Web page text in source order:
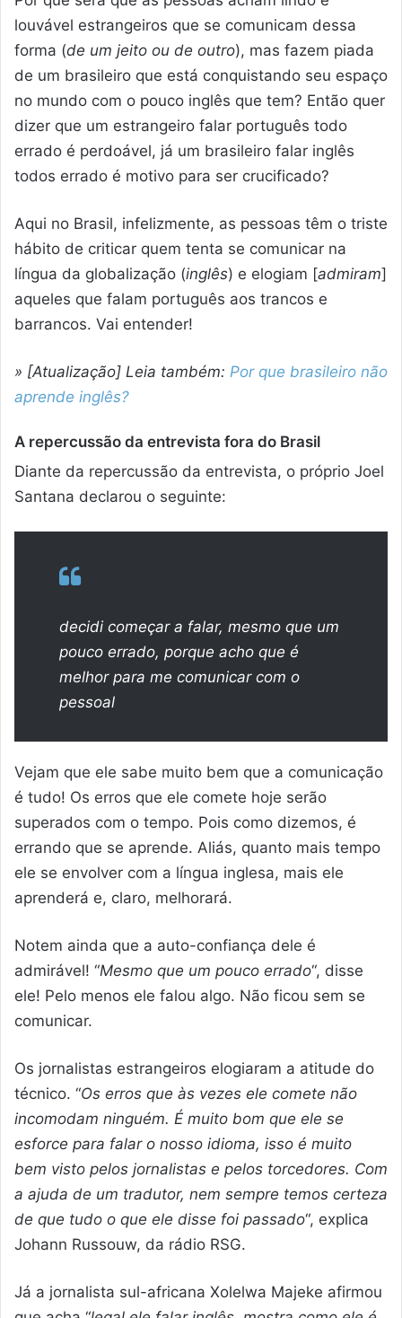
louvável estrangeiros que se comunicam dessa
forma (de um jeito ou de outro), mas fazem piada
de um brasileiro que está conquistando seu espaço
no mundo com o pouco inglês que tem? Então quer
dizer que um estrangeiro falar português todo
errado é perdoável, já um brasileiro falar inglês
todos errado é motivo para ser crucificado?
Aqui no Brasil, infelizmente, as pessoas têm o triste
hábito de criticar quem tenta se comunicar na
língua da globalização (inglês) e elogiam [admiram]
aqueles que falam português aos trancos e
barrancos. Vai entender!
» [Atualização] Leia também: Por que brasileiro não
aprende inglês?
A repercussão da entrevista fora do Brasil
Diante da repercussão da entrevista, o próprio Joel
Santana declarou o seguinte:
decidi começar a falar, mesmo que um
pouco errado, porque acho que é
melhor para me comunicar com o
pessoal
Vejam que ele sabe muito bem que a comunicação
é tudo! Os erros que ele comete hoje serão
superados com o tempo. Pois como dizemos, é
errando que se aprende. Aliás, quanto mais tempo
ele se envolver com a língua inglesa, mais ele
aprenderá e, claro, melhorará.
Notem ainda que a auto-confiança dele é
admirável! “Mesmo que um pouco errado“, disse
ele! Pelo menos ele falou algo. Não ficou sem se
comunicar.
Os jornalistas estrangeiros elogiaram a atitude do
técnico. “Os erros que às vezes ele comete não
incomodam ninguém. É muito bom que ele se
esforce para falar o nosso idioma, isso é muito
bem visto pelos jornalistas e pelos torcedores. Com
a ajuda de um tradutor, nem sempre temos certeza
de que tudo o que ele disse foi passado“, explica
Johann Russouw, da rádio RSG.
Já a jornalista sul-africana Xolelwa Majeke afirmou